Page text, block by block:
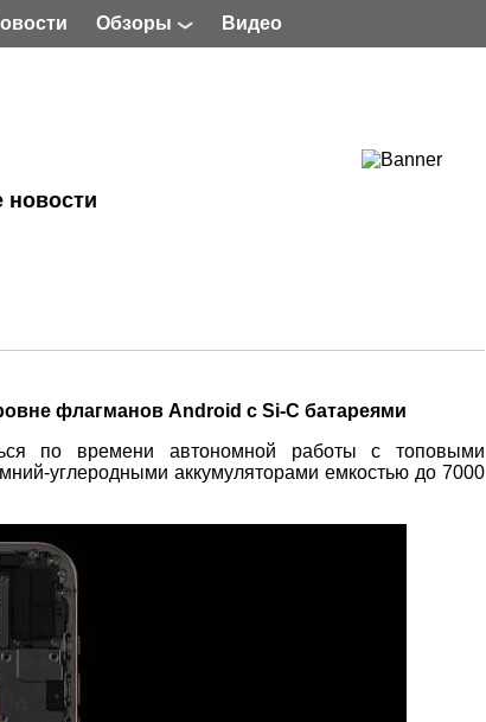
Обзоры Видео
флагманов Android с Si-C батареями
по времени автономной работы с топовыми
углеродными аккумуляторами емкостью до 7000